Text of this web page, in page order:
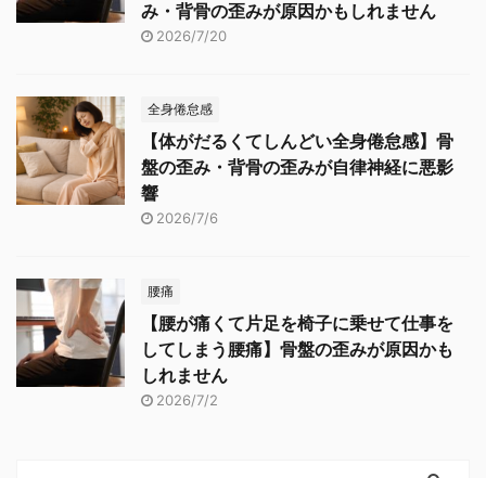
み・背骨の歪みが原因かもしれません
2026/7/20
全身倦怠感
【体がだるくてしんどい全身倦怠感】骨
盤の歪み・背骨の歪みが自律神経に悪影
響
2026/7/6
腰痛
【腰が痛くて片足を椅子に乗せて仕事を
してしまう腰痛】骨盤の歪みが原因かも
しれません
2026/7/2